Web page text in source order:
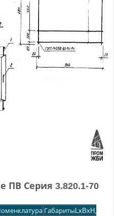
Серия 3.820.1-70
ГабаритыLxBxH, мм